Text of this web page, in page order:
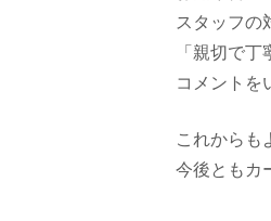
スタッフの
「親切で
コメントを
これからも
今後ともカ